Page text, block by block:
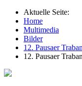
Aktuelle Seite:
Home
Multimedia
Bilder
12. Pausaer
12. Pausaer